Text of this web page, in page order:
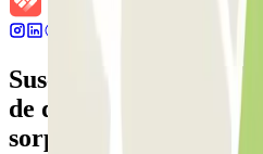
Suscríbete a nuestra
de descuentos, sorteos
sorpresas.